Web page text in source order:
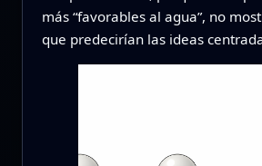
más “favorables al agua”, no
que predecirían las ideas